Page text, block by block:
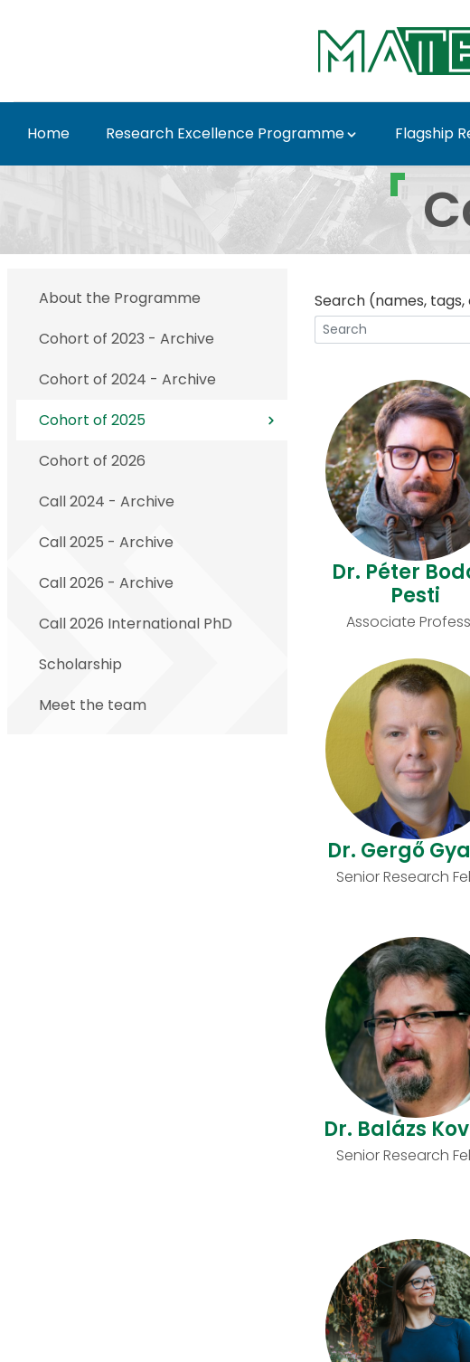
Home Research Excellence Programme Flagship
Cohort of 2025 - MATE
About the Programme
Cohort of 2023 - Archive
Cohort of 2024 - Archive
Cohort of 2025
Cohort of 2026
Call 2024 - Archive
Call 2025 - Archive
Call 2026 - Archive
Call 2026 International PhD
Scholarship
Meet the team
Search (names,
Dr. Péter
Pesti
Associate
Dr. Gergő
Senior Research
Dr. Balázs
Senior Research